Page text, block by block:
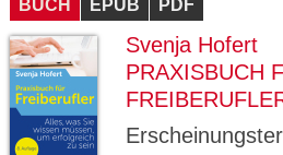
BUCH EPUB PDF
Svenja Hofert
PRAXISBUCH